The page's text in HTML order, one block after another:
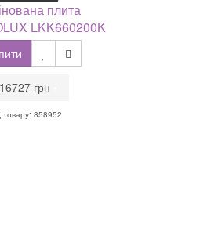
плита
LKK660200K
16727 грн
товару: 858952